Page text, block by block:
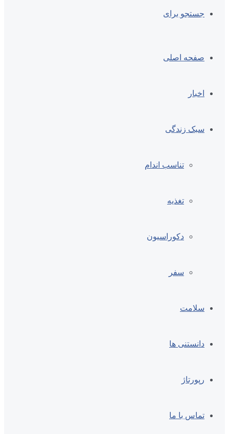
جستجو برای
صفحه اصلی
اخبار
سبک زندگی
تناسب اندام
تغذیه
دکوراسیون
سفر
سلامت
دانستنی ها
رپورتاژ
تماس با ما